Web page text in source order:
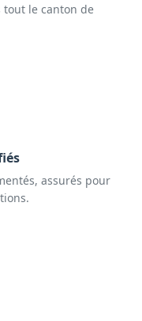
tout le canton de
assurés pour